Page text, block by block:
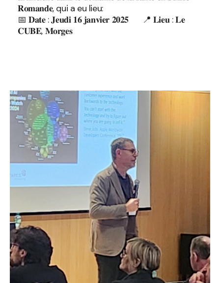
𝐑𝐨𝐦𝐚𝐧𝐝𝐞, qui a eu lieu:
📅 𝐃𝐚𝐭𝐞 : 𝐉𝐞𝐮𝐝𝐢 𝟏𝟔 𝐣𝐚𝐧𝐯𝐢𝐞𝐫 𝟐𝟎𝟐𝟓 📍 𝐋𝐢𝐞𝐮 : 𝐋𝐞
𝐂𝐔𝐁𝐄, 𝐌𝐨𝐫𝐠𝐞𝐬